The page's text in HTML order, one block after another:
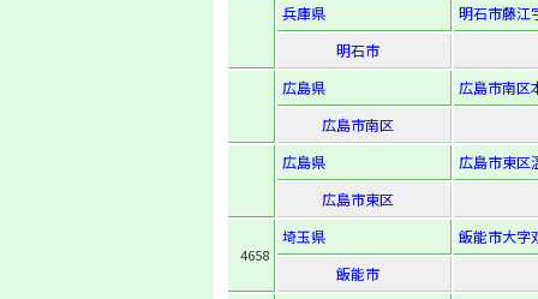
兵庫県
明石市藤江
明石市
広島県
広島市南区
広島市南区
広島県
広島市東区
広島市東区
4658
埼玉県
飯能市大字
飯能市